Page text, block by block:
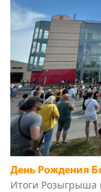
День Рождения
Итоги Розыгрыша
Центра. Нам 12
состоялся
Мебельного